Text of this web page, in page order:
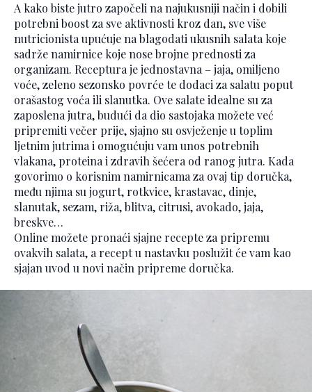
A kako biste jutro započeli na najukusniji način i dobili
potrebni boost za sve aktivnosti kroz dan, sve više
nutricionista upućuje na blagodati ukusnih salata koje
sadrže namirnice koje nose brojne prednosti za
organizam. Receptura je jednostavna – jaja, omiljeno
voće, zeleno sezonsko povrće te dodaci za salatu poput
orašastog voća ili slanutka. Ove salate idealne su za
zaposlena jutra, budući da dio sastojaka možete već
pripremiti večer prije, sjajno su osvježenje u toplim
ljetnim jutrima i omogućuju vam unos potrebnih
vlakana, proteina i zdravih šećera od ranog jutra. Kada
govorimo o korisnim namirnicama za ovaj tip doručka,
među njima su jogurt, rotkvice, krastavac, dinje,
slanutak, sezam, riža, blitva, citrusi, avokado, jaja,
breskve…
Online možete pronaći sjajne recepte za pripremu
ovakvih salata, a recept u nastavku poslužit će vam kao
sjajan uvod u novi način pripreme doručka.